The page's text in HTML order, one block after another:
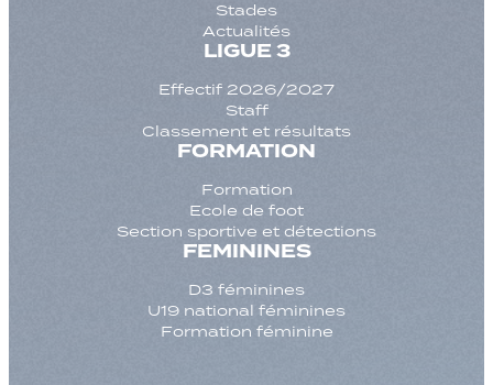
Stades
Actualités
LIGUE 3
Effectif 2026/2027
Staff
Classement et résultats
FORMATION
Formation
Ecole de foot
Section sportive et détections
FEMININES
D3 féminines
U19 national féminines
Formation féminine